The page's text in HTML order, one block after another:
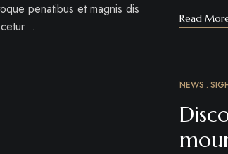
penatibus et magnis dis
…
Read
MÁRC
10
NEWS